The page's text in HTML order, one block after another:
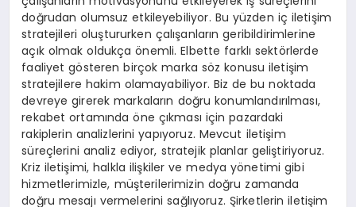
doğrudan olumsuz etkileyebiliyor. Bu yüzden iç iletişim
stratejileri oluştururken çalışanların geribildirimlerine
açık olmak oldukça önemli. Elbette farklı sektörlerde
faaliyet gösteren birçok marka söz konusu iletişim
stratejilere hakim olamayabiliyor. Biz de bu noktada
devreye girerek markaların doğru konumlandırılması,
rekabet ortamında öne çıkması için pazardaki
rakiplerin analizlerini yapıyoruz. Mevcut iletişim
süreçlerini analiz ediyor, stratejik planlar geliştiriyoruz.
Kriz iletişimi, halkla ilişkiler ve medya yönetimi gibi
hizmetlerimizle, müşterilerimizin doğru zamanda
doğru mesajı vermelerini sağlıyoruz. Şirketlerin iletişim